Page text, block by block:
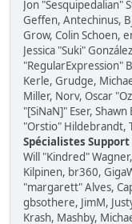
Jon "Sesquipedalian"
Geffen, Antechinus,
Grow, Colin Schoen,
Jessica "Suki"
"RegularExpression"
Kerle, Grudge,
Miller, Norv, Oscar
"[SiNaN]" Eser,
"Orstio" Hildebrandt,
Spécialistes Support
Will "Kindred"
Kilpinen, br360,
"margarett" Alves,
gbsothere, JimM,
Krash, Mashby,